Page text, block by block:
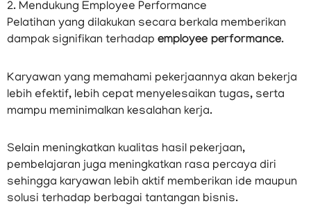
2. Mendukung Employee Performance
Pelatihan yang dilakukan secara berkala memberikan
dampak signifikan terhadap employee performance.
Karyawan yang memahami pekerjaannya akan bekerja
lebih efektif, lebih cepat menyelesaikan tugas, serta
mampu meminimalkan kesalahan kerja.
Selain meningkatkan kualitas hasil pekerjaan,
pembelajaran juga meningkatkan rasa percaya diri
sehingga karyawan lebih aktif memberikan ide maupun
solusi terhadap berbagai tantangan bisnis.